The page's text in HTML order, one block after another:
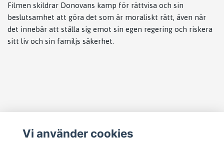
Filmen skildrar Donovans kamp för rättvisa och sin
beslutsamhet att göra det som är moraliskt rätt, även när
det innebär att ställa sig emot sin egen regering och riskera
sitt liv och sin familjs säkerhet.
Köpvillkor
Vi använder cookies